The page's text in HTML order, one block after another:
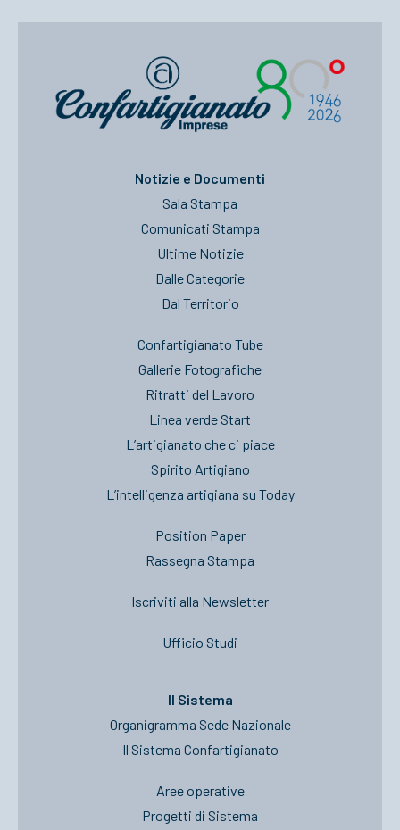
Notizie e Documenti
Sala Stampa
Comunicati Stampa
Ultime Notizie
Dalle Categorie
Dal Territorio
Confartigianato Tube
Gallerie Fotografiche
Ritratti del Lavoro
Linea verde Start
L’artigianato che ci piace
Spirito Artigiano
L’intelligenza artigiana su Today
Position Paper
Rassegna Stampa
Iscriviti alla Newsletter
Ufficio Studi
Il Sistema
Organigramma Sede Nazionale
Il Sistema Confartigianato
Aree operative
Progetti di Sistema